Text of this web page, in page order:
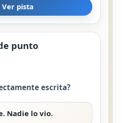
Ver pista
punto
escrita?
Nadie lo vio.